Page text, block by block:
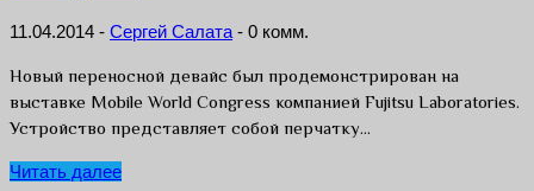
11.04.2014 - Сергей Салата - 0 комм.
Новый переносной девайс был продемонстрирован на
выставке Mobile World Congress компанией Fujitsu Laboratories.
Устройство представляет собой перчатку…
Читать далее